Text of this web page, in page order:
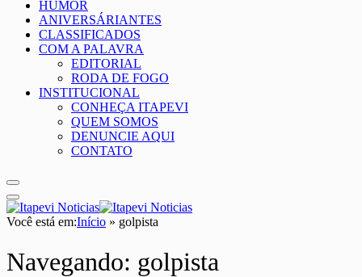
HUMOR
ANIVERSÁRIANTES
CLASSIFICADOS
COM A PALAVRA
EDITORIAL
RODA DE FOGO
INSTITUCIONAL
CONHEÇA ITAPEVI
QUEM SOMOS
DENUNCIE AQUI
CONTATO
Você está em:Início » golpista
Navegando: golpista